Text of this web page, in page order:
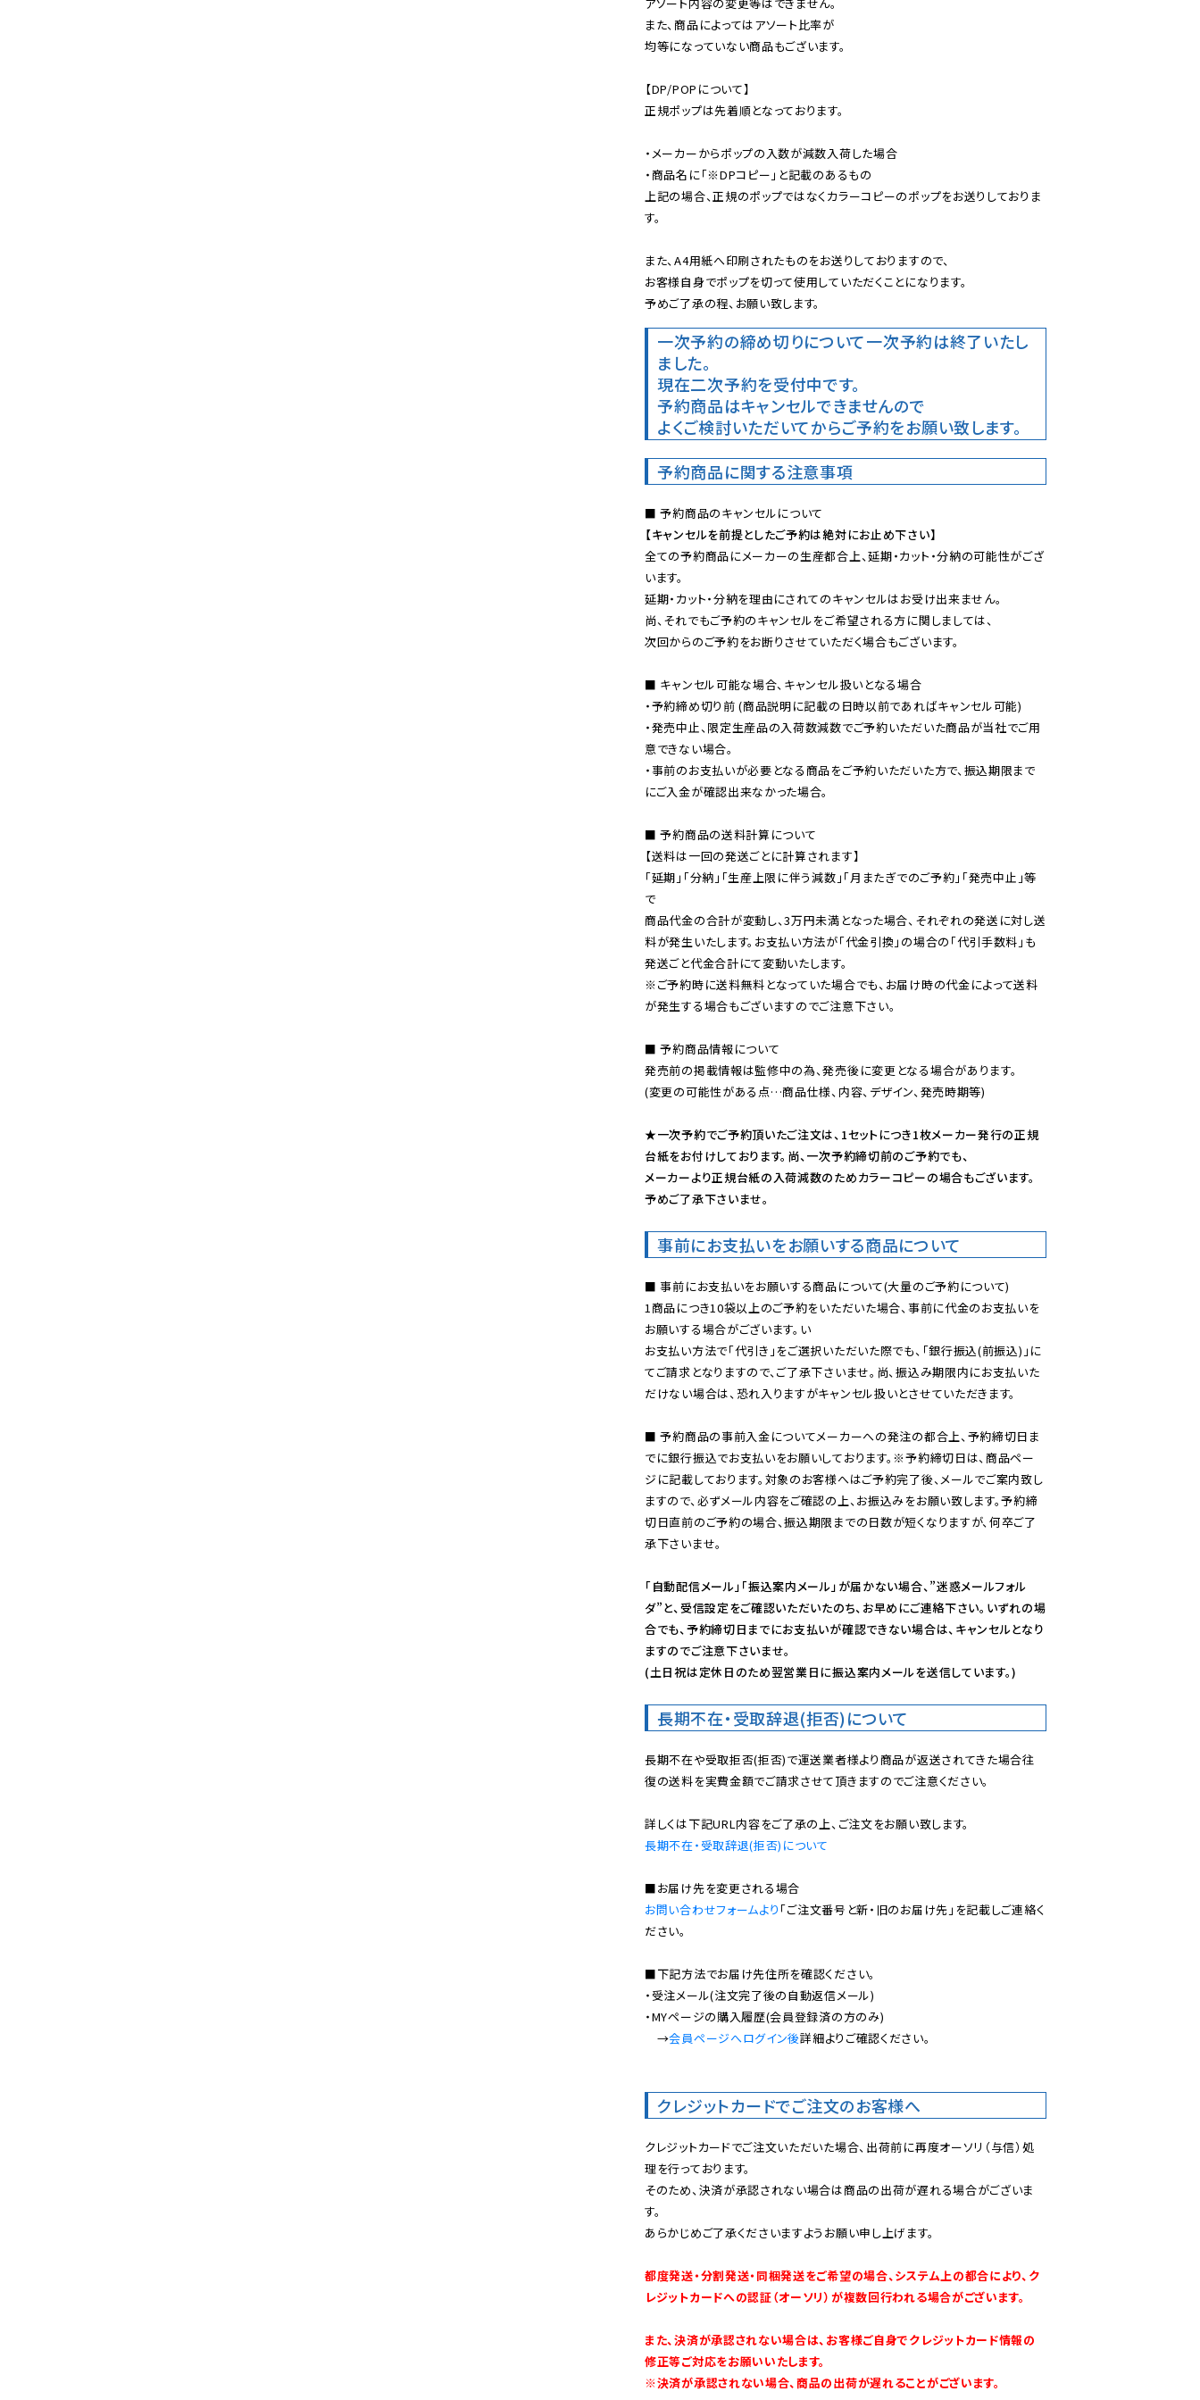
また、商品によってはアソート比率が
均等になっていない商品もございます。
【DP/POPについて】
正規ポップは先着順となっております。
・メーカーからポップの入数が減数入荷した場合
・商品名に「※DPコピー」と記載のあるもの
上記の場合、正規のポップではなくカラーコピーのポップをお送りしておりま
す。
また、A4用紙へ印刷されたものをお送りしておりますので、
お客様自身でポップを切って使用していただくことになります。
予めご了承の程、お願い致します。
一次予約の締め切りについて一次予約は終了いたし
ました。
現在二次予約を受付中です。
予約商品はキャンセルできませんので
よくご検討いただいてからご予約をお願い致します。
予約商品に関する注意事項
【キャンセルを前提としたご予約は絶対にお止め下さい】
全ての予約商品にメーカーの生産都合上、延期・カット・分納の可能性がござ
います。
延期・カット・分納を理由にされてのキャンセルはお受け出来ません。
尚、それでもご予約のキャンセルをご希望される方に関しましては、
次回からのご予約をお断りさせていただく場合もございます。
■ キャンセル可能な場合、キャンセル扱いとなる場合
・予約締め切り前 (商品説明に記載の日時以前であればキャンセル可能)
・発売中止、限定生産品の入荷数減数でご予約いただいた商品が当社でご用
意できない場合。
・事前のお支払いが必要となる商品をご予約いただいた方で、振込期限まで
にご入金が確認出来なかった場合。
■ 予約商品の送料計算について
【送料は一回の発送ごとに計算されます】
「延期」「分納」「生産上限に伴う減数」「月またぎでのご予約」「発売中止」等
で
商品代金の合計が変動し、3万円未満となった場合、それぞれの発送に対し送
料が発生いたします。お支払い方法が「代金引換」の場合の「代引手数料」も
※ご予約時に送料無料となっていた場合でも、お届け時の代金によって送料
が発生する場合もございますのでご注意下さい。
■ 予約商品情報について
発売前の掲載情報は監修中の為、発売後に変更となる場合があります。
(変更の可能性がある点…商品仕様、内容、デザイン、発売時期等)
★一次予約でご予約頂いたご注文は、1セットにつき1枚メーカー発行の正規
台紙をお付けしております。尚、一次予約締切前のご予約でも、
メーカーより正規台紙の入荷減数のためカラーコピーの場合もございます。
予めご了承下さいませ。
事前にお支払いをお願いする商品について
■ 事前にお支払いをお願いする商品について(大量のご予約について)
1商品につき10袋以上のご予約をいただいた場合、事前に代金のお支払いを
お願いする場合がございます。い
お支払い方法で「代引き」をご選択いただいた際でも、「銀行振込(前振込)」に
てご請求となりますので、ご了承下さいませ。尚、振込み期限内にお支払いた
だけない場合は、恐れ入りますがキャンセル扱いとさせていただきます。
■ 予約商品の事前入金についてメーカーへの発注の都合上、予約締切日ま
でに銀行振込でお支払いをお願いしております。※予約締切日は、商品ペー
ジに記載しております。対象のお客様へはご予約完了後、メールでご案内致し
ますので、必ずメール内容をご確認の上、お振込みをお願い致します。予約締
切日直前のご予約の場合、振込期限までの日数が短くなりますが、何卒ご了
承下さいませ。
「自動配信メール」「振込案内メール」が届かない場合、”迷惑メールフォル
ダ”と、受信設定をご確認いただいたのち、お早めにご連絡下さい。いずれの場
合でも、予約締切日までにお支払いが確認できない場合は、キャンセルとなり
ますのでご注意下さいませ。
(土日祝は定休日のため翌営業日に振込案内メールを送信しています。)
長期不在・受取辞退(拒否)について
長期不在や受取拒否(拒否)で運送業者様より商品が返送されてきた場合往
復の送料を実費金額でご請求させて頂きますのでご注意ください。
長期不在・受取辞退(拒否)について
お問い合わせフォームより 「ご注文番号と新・旧のお届け先」を記載しご連絡く
ださい。
■下記方法でお届け先住所を確認ください。
・受注メール(注文完了後の自動返信メール)
・MYページの購入履歴(会員登録済の方のみ)
→会員ページへログイン後詳細よりご確認ください。
クレジットカードでご注文のお客様へ
クレジットカードでご注文いただいた場合、出荷前に再度オーソリ（与信）処
理を行っております。
そのため、決済が承認されない場合は商品の出荷が遅れる場合がございま
す。
あらかじめご了承くださいますようお願い申し上げます。
都度発送・分割発送・同梱発送をご希望の場合、システム上の都合により、ク
レジットカードへの認証（オーソリ）が複数回行われる場合がございます。
また、決済が承認されない場合は、お客様ご自身でクレジットカード情報の
修正等ご対応をお願いいたします。
※決済が承認されない場合、商品の出荷が遅れることがございます。